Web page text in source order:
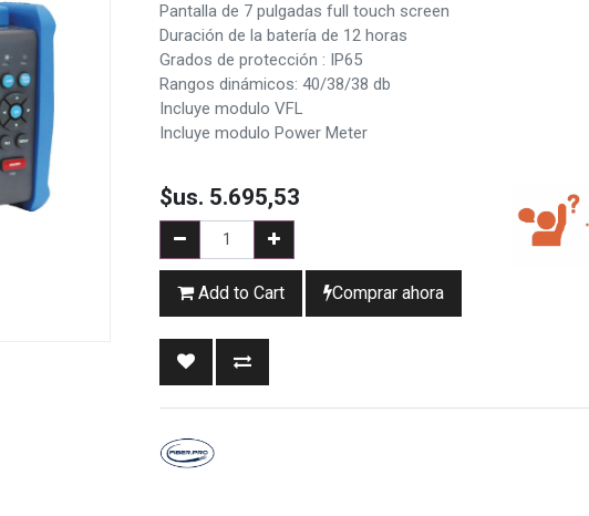
Pantalla de 7 pulgadas full touch screen
Duración de la batería de 12 horas
Grados de protección : IP65
Rangos dinámicos: 40/38/38 db
Incluye modulo VFL
Incluye modulo Power Meter
$us. 5.695,53
Add to Cart Comprar ahora